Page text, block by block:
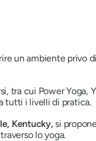
un ambiente privo
tra cui Power Yoga,
tutti i livelli di pratica.
Kentucky,si
lo yoga.